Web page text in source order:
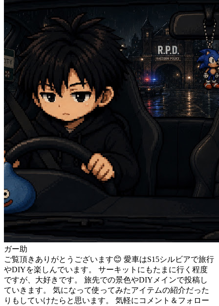
ガー助
ご覧頂きありがとうございます😊 愛車はS15シルビアで旅行
やDIYを楽しんでいます。 サーキットにもたまに行く程度
ですが、大好きです。 旅先での景色やDIYメインで投稿し
ていきます。 気になって使ってみたアイテムの紹介だった
りもしていけたらと思います。 気軽にコメント＆フォロー